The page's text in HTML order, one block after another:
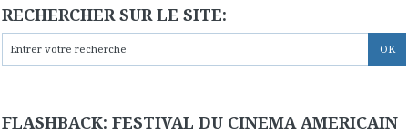
RECHERCHER SUR LE SITE:
FLASHBACK: FESTIVAL DU CINEMA AMERICAIN